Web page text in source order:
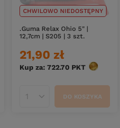
CHWILOWO NIEDOSTĘPNY
.Guma Relax Ohio 5" |
12,7cm | S205 | 3 szt.
21,90 zł
Kup za: 722.70 PKT punktów
Ilość produktówDO KOSZYKA